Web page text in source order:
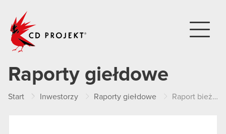
Raporty giełdowe
Start Inwestorzy Raporty giełdowe Raport bieżący nr 20/2012